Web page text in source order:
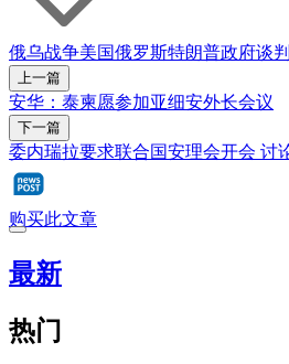
俄乌战争美国俄罗斯特朗普政府谈判
上一篇
安华：泰柬愿参加亚细安外长会议
下一篇
委内瑞拉要求联合国安理会开会 讨
购买此文章
最新
热门